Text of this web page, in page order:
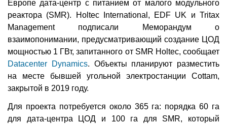
Европе дата-центр с питанием от малого модульного
реактора (SMR). Holtec International, EDF UK и Tritax
Management подписали Меморандум о
взаимопонимании, предусматривающий создание ЦОД
мощностью 1 ГВт, запитанного от SMR Holtec, сообщает
Datacenter Dynamics. Объекты планируют разместить
на месте бывшей угольной электростанции Cottam,
закрытой в 2019 году.
Для проекта потребуется около 365 га: порядка 60 га
для дата-центра ЦОД и 100 га для SMR, который